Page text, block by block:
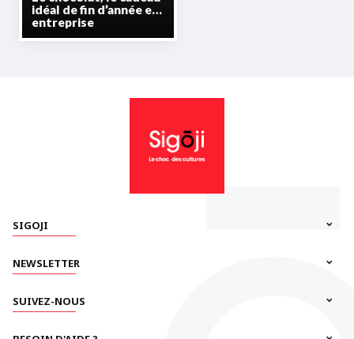
idéal de fin d’année en
entreprise
NEWSLETTER
SUIVEZ-NOUS
SIGOJI